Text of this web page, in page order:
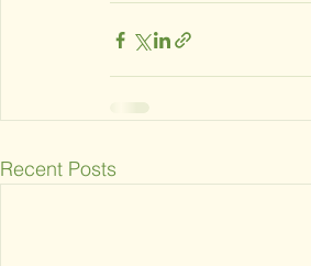
Recent Posts